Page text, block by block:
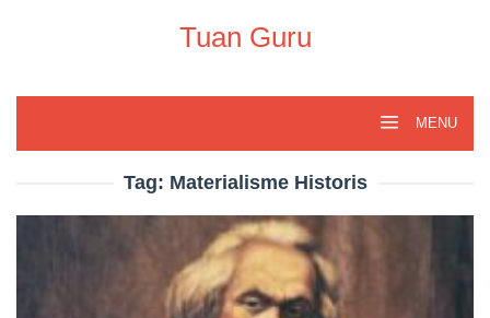
Tuan Guru
MENU
Tag: Materialisme Historis